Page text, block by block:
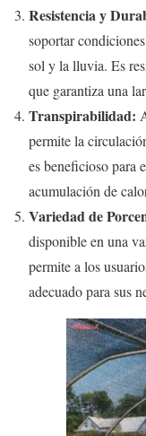
Resistencia y
soportar
sol y la lluvia. Es
que garantiza una
Transpirabilidad:
permite la
es beneficioso para
acumulación de
Variedad de
disponible en una
permite a los
adecuado para sus